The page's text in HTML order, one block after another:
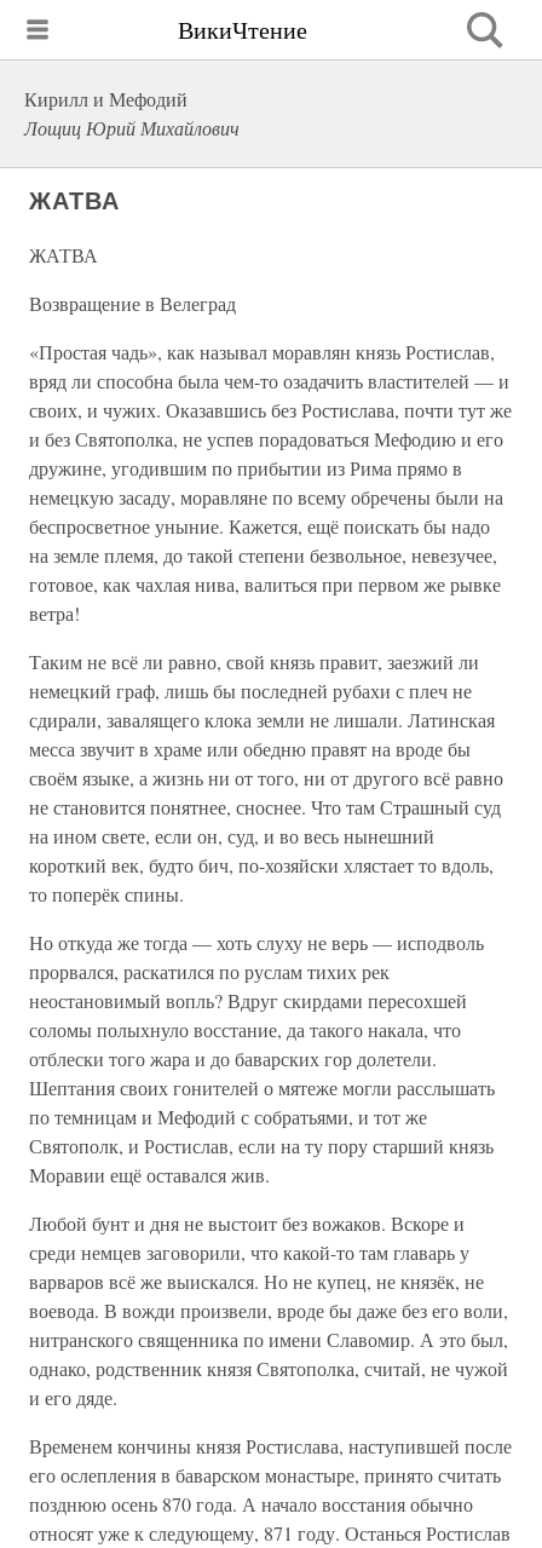
ВикиЧтение
Кирилл и Мефодий
Лощиц Юрий Михайлович
ЖАТВА
ЖАТВА
Возвращение в Велеград
«Простая чадь», как называл моравлян князь Ростислав,
вряд ли способна была чем-то озадачить властителей — и
своих, и чужих. Оказавшись без Ростислава, почти тут же
и без Святополка, не успев порадоваться Мефодию и его
дружине, угодившим по прибытии из Рима прямо в
немецкую засаду, моравляне по всему обречены были на
беспросветное уныние. Кажется, ещё поискать бы надо
на земле племя, до такой степени безвольное, невезучее,
готовое, как чахлая нива, валиться при первом же рывке
ветра!
Таким не всё ли равно, свой князь правит, заезжий ли
немецкий граф, лишь бы последней рубахи с плеч не
сдирали, завалящего клока земли не лишали. Латинская
месса звучит в храме или обедню правят на вроде бы
своём языке, а жизнь ни от того, ни от другого всё равно
не становится понятнее, сноснее. Что там Страшный суд
на ином свете, если он, суд, и во весь нынешний
короткий век, будто бич, по-хозяйски хлястает то вдоль,
то поперёк спины.
Но откуда же тогда — хоть слуху не верь — исподволь
прорвался, раскатился по руслам тихих рек
неостановимый вопль? Вдруг скирдами пересохшей
соломы полыхнуло восстание, да такого накала, что
отблески того жара и до баварских гор долетели.
Шептания своих гонителей о мятеже могли расслышать
по темницам и Мефодий с собратьями, и тот же
Святополк, и Ростислав, если на ту пору старший князь
Моравии ещё оставался жив.
Любой бунт и дня не выстоит без вожаков. Вскоре и
среди немцев заговорили, что какой-то там главарь у
варваров всё же выискался. Но не купец, не князёк, не
воевода. В вожди произвели, вроде бы даже без его воли,
нитранского священника по имени Славомир. А это был,
однако, родственник князя Святополка, считай, не чужой
и его дяде.
Временем кончины князя Ростислава, наступившей после
его ослепления в баварском монастыре, принято считать
позднюю осень 870 года. А начало восстания обычно
относят уже к следующему, 871 году. Останься Ростислав